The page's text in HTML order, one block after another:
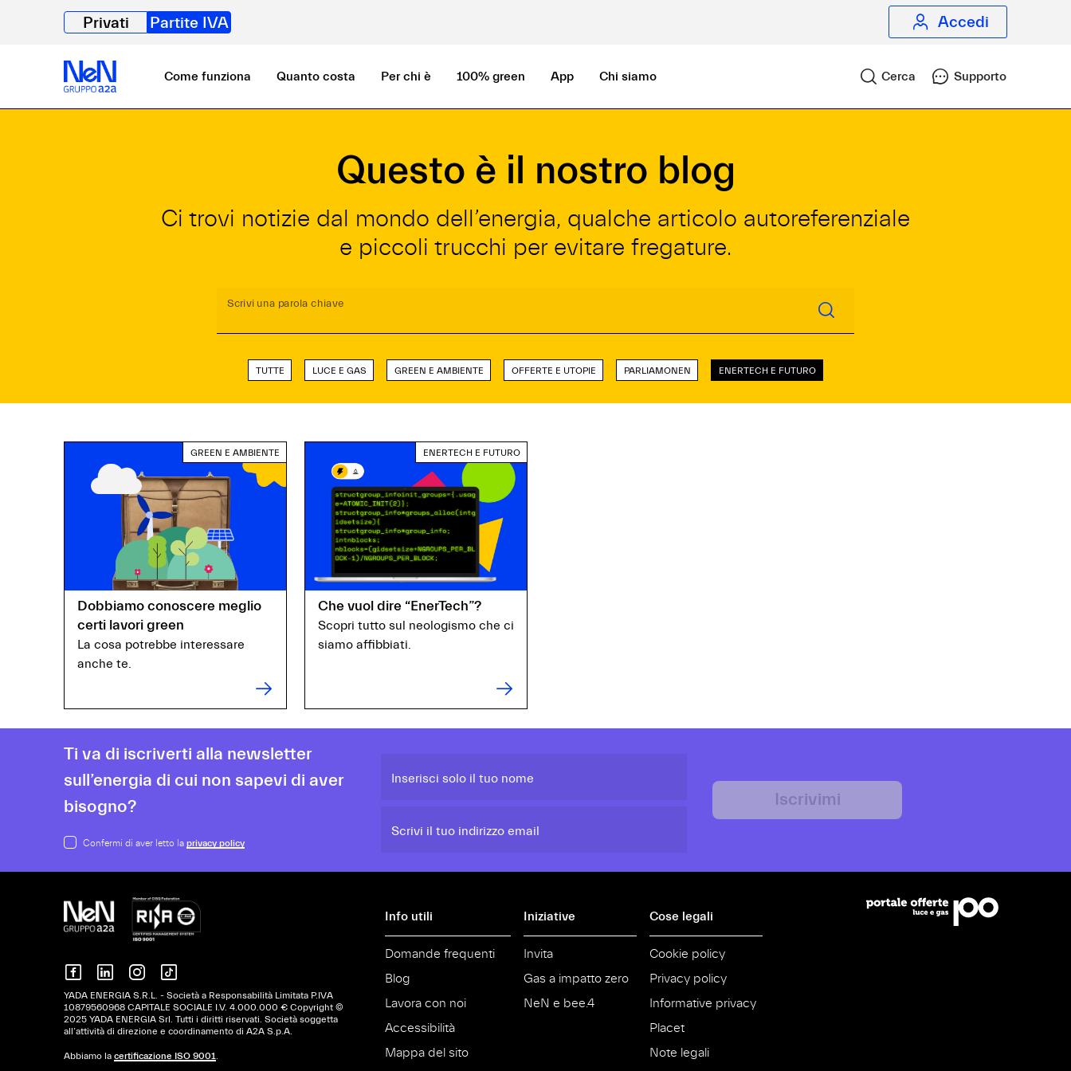
Privati Partite IVA Accedi
Come funziona Quanto costa Per chi è 100% green App Chi siamo Cerca Supporto
Questo è il nostro blog
Ci trovi notizie dal mondo dell’energia, qualche articolo autoreferenziale
e piccoli trucchi per evitare fregature.
Scrivi una parola chiave
TUTTE LUCE E GAS GREEN E AMBIENTE OFFERTE E UTOPIE PARLIAMONEN ENERTECH E FUTURO
GREEN E AMBIENTE
Dobbiamo conoscere meglio
certi lavori green
La cosa potrebbe interessare
anche te.
ENERTECH E FUTURO
Che vuol dire “EnerTech”?
Scopri tutto sul neologismo che ci
siamo affibbiati.
Ti va di iscriverti alla newsletter
sull’energia di cui non sapevi di aver
bisogno?
Confermi di aver letto la privacy policy
Inserisci solo il tuo nome
Scrivi il tuo indirizzo email
Iscrivimi
YADA ENERGIA S.R.L. - Società a Responsabilità Limitata P.IVA
10879560968 CAPITALE SOCIALE I.V. 4.000.000 € Copyright ©
2025 YADA ENERGIA Srl. Tutti i diritti riservati. Società soggetta
all’attività di direzione e coordinamento di A2A S.p.A.
Abbiamo la certificazione ISO 9001.
Info utili
Domande frequenti
Blog
Lavora con noi
Accessibilità
Mappa del sito
Iniziative
Invita
Gas a impatto zero
NeN e bee.4
Cose legali
Cookie policy
Privacy policy
Informative privacy
Placet
Note legali